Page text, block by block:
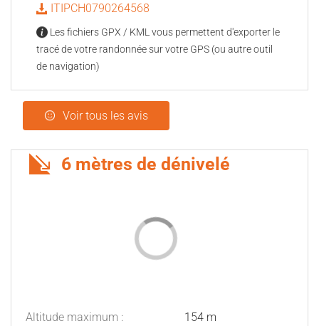
ITIPCH0790264568
Les fichiers GPX / KML vous permettent d'exporter le
tracé de votre randonnée sur votre GPS (ou autre outil
de navigation)
Voir tous les avis
6 mètres de dénivelé
Altitude maximum :
154 m